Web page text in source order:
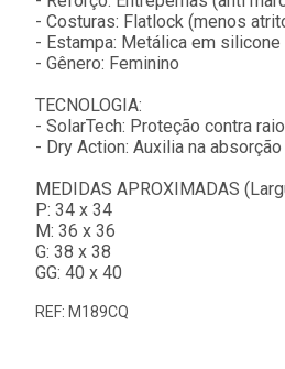
- Costuras: Flatlock (menos
- Estampa: Metálica em silicone
- Gênero: Feminino
TECNOLOGIA:
- SolarTech: Proteção contra
- Dry Action: Auxilia na
MEDIDAS APROXIMADAS
P: 34 x 34
M: 36 x 36
G: 38 x 38
GG: 40 x 40
REF: M189CQ